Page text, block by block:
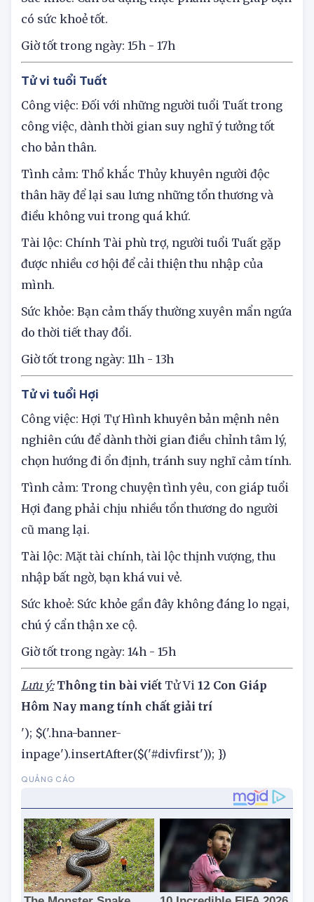
Sức khoẻ: Cần sử dụng thực phẩm sạch giúp bạn
có sức khoẻ tốt.
Giờ tốt trong ngày: 15h - 17h
Tử vi tuổi Tuất
Công việc: Đối với những người tuổi Tuất trong
công việc, dành thời gian suy nghĩ ý tưởng tốt
cho bản thân.
Tình cảm: Thổ khắc Thủy khuyên người độc
thân hãy để lại sau lưng những tổn thương và
điều không vui trong quá khứ.
Tài lộc: Chính Tài phù trợ, người tuổi Tuất gặp
được nhiều cơ hội để cải thiện thu nhập của
mình.
Sức khỏe: Bạn cảm thấy thường xuyên mẩn ngứa
do thời tiết thay đổi.
Giờ tốt trong ngày: 11h - 13h
Tử vi tuổi Hợi
Công việc: Hợi Tự Hình khuyên bản mệnh nên
nghiên cứu để dành thời gian điều chỉnh tâm lý,
chọn hướng đi ổn định, tránh suy nghĩ cảm tính.
Tình cảm: Trong chuyện tình yêu, con giáp tuổi
Hợi đang phải chịu nhiều tổn thương do người
cũ mang lại.
Tài lộc: Mặt tài chính, tài lộc thịnh vượng, thu
nhập bất ngờ, bạn khá vui vẻ.
Sức khoẻ: Sức khỏe gần đây không đáng lo ngại,
chú ý cẩn thận xe cộ.
Giờ tốt trong ngày: 14h - 15h
Lưu ý: Thông tin bài viếtTử Vi 12 Con Giáp
Hôm Nay mang tính chất giải trí
'); $('.hna-banner-
inpage').insertAfter($('#divfirst')); })